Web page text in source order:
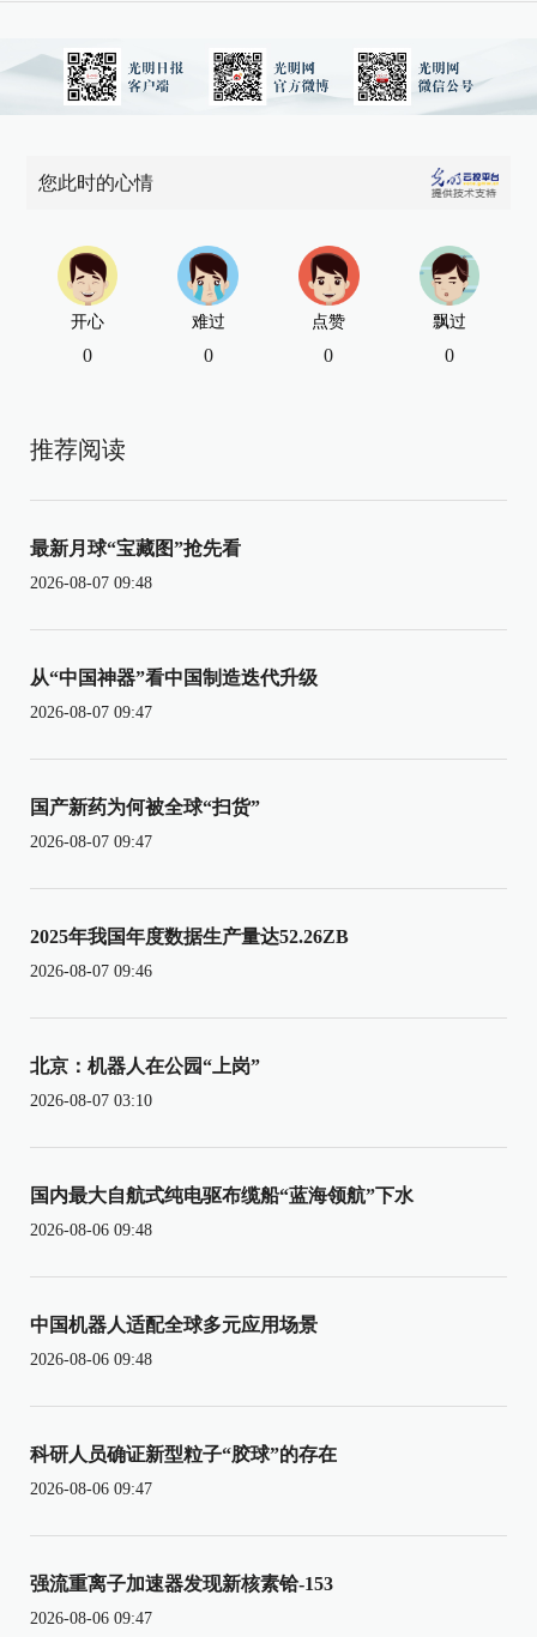
您此时的心情
开心
0
难过
0
点赞
0
飘过
0
推荐阅读
最新月球“宝藏图”抢先看
2026-08-07 09:48
从“中国神器”看中国制造迭代升级
2026-08-07 09:47
国产新药为何被全球“扫货”
2026-08-07 09:47
2025年我国年度数据生产量达52.26ZB
2026-08-07 09:46
北京：机器人在公园“上岗”
2026-08-07 03:10
国内最大自航式纯电驱布缆船“蓝海领航”下水
2026-08-06 09:48
中国机器人适配全球多元应用场景
2026-08-06 09:48
科研人员确证新型粒子“胶球”的存在
2026-08-06 09:47
强流重离子加速器发现新核素铪-153
2026-08-06 09:47